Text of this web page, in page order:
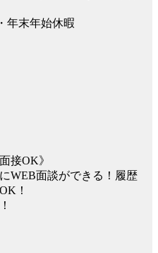
年末年始休暇
接OK》
WEB面談ができる！履歴
！